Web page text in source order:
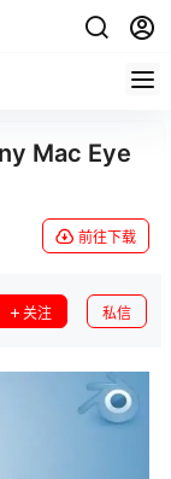
Mac Eye
前往下载
关注 私信